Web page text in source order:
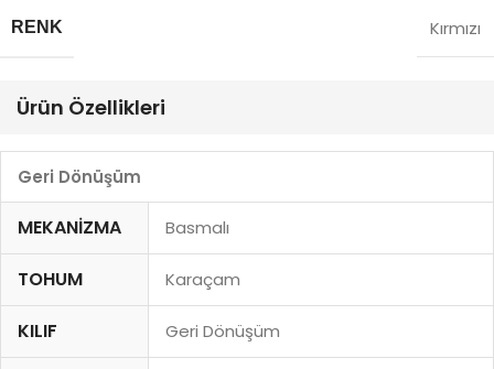
RENK Kırmızı
Ürün Özellikleri
Geri Dönüşüm
MEKANIZMA Basmalı
TOHUM Karaçam
KILIF Geri Dönüşüm